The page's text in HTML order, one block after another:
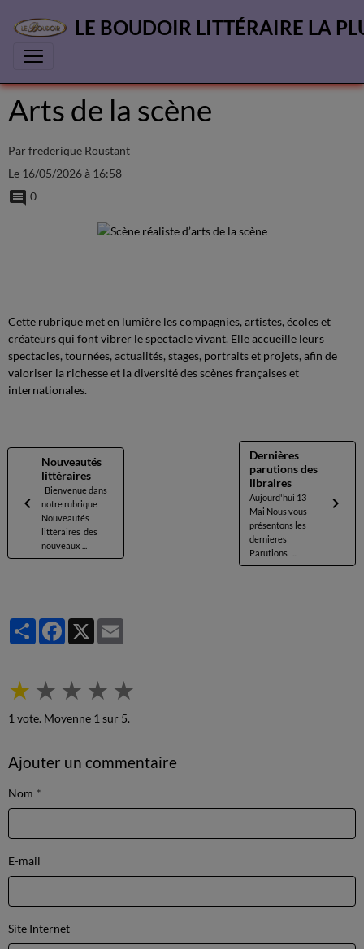
LE BOUDOIR LITTÉRAIRE LA
Arts de la scène
Par frederique Roustant
Le 16/05/2026à 16:58
0
Cette rubrique met en lumière les compagnies, artistes, écoles et
créateurs qui font vibrer le spectacle vivant. Elle accueille leurs
spectacles, tournées, actualités, stages, portraits et projets, afin de
valoriser la richesse et la diversité des scènes françaises et
internationales.
Nouveautés
littéraires
Bienvenue dans
notre rubrique
Nouveautés
littéraires des
nouveaux ...
Dernières
parutions des
libraires
Aujourd'hui 13
Mai Nous vous
présentons les
dernieres
Parutions ...
PartagerFacebook
X
★ ★ ★ ★ ★
1 vote. Moyenne 1 sur 5.
Ajouter un commentaire
Nom
E-mail
Site Internet